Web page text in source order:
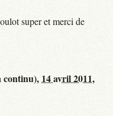
super et merci de
continu), 14 avril 2011,